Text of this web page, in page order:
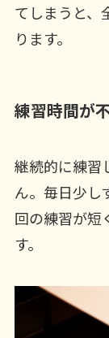
てしまうと、
ります。
練習時間が
継続的に練習
ん。毎日少し
回の練習が短
す。